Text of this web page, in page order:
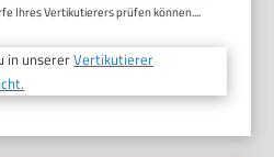
Ihres Vertikutierers prüfen können....
in unsererVertikutierer